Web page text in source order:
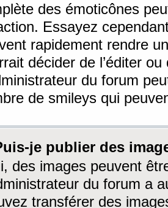
des émoticônes
Essayez
rapidement rendre
décider de l’éditer
du forum
de smileys qui
je publier des
des images peuvent
du forum a
transférer des